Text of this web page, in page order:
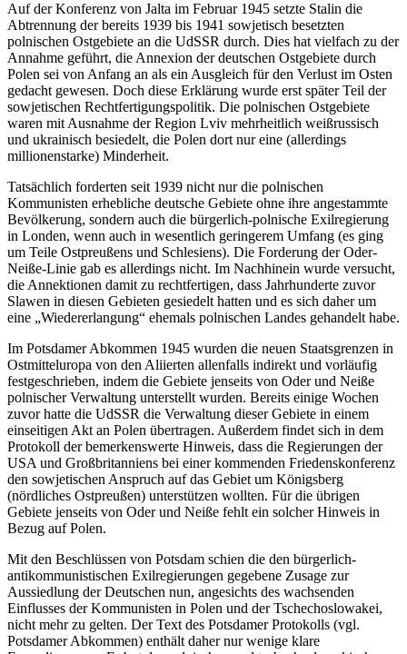
Auf der Konferenz von Jalta im Februar 1945 setzte Stalin die
Abtrennung der bereits 1939 bis 1941 sowjetisch besetzten
polnischen Ostgebiete an die UdSSR durch. Dies hat vielfach zu der
Annahme geführt, die Annexion der deutschen Ostgebiete durch
Polen sei von Anfang an als ein Ausgleich für den Verlust im Osten
gedacht gewesen. Doch diese Erklärung wurde erst später Teil der
sowjetischen Rechtfertigungspolitik. Die polnischen Ostgebiete
waren mit Ausnahme der Region Lviv mehrheitlich weißrussisch
und ukrainisch besiedelt, die Polen dort nur eine (allerdings
millionenstarke) Minderheit.
Tatsächlich forderten seit 1939 nicht nur die polnischen
Kommunisten erhebliche deutsche Gebiete ohne ihre angestammte
Bevölkerung, sondern auch die bürgerlich-polnische Exilregierung
in Londen, wenn auch in wesentlich geringerem Umfang (es ging
um Teile Ostpreußens und Schlesiens). Die Forderung der Oder-
Neiße-Linie gab es allerdings nicht. Im Nachhinein wurde versucht,
die Annektionen damit zu rechtfertigen, dass Jahrhunderte zuvor
Slawen in diesen Gebieten gesiedelt hatten und es sich daher um
eine
Wiedererlangung
ehemals polnischen Landes gehandelt habe.
Im Potsdamer Abkommen 1945 wurden die neuen Staatsgrenzen in
Ostmitteluropa von den Aliierten allenfalls indirekt und vorläufig
festgeschrieben, indem die Gebiete jenseits von Oder und Neiße
polnischer Verwaltung unterstellt wurden. Bereits einige Wochen
zuvor hatte die UdSSR die Verwaltung dieser Gebiete in einem
einseitigen Akt an Polen übertragen. Außerdem findet sich in dem
Protokoll der bemerkenswerte Hinweis, dass die Regierungen der
USA und Großbritanniens bei einer kommenden Friedenskonferenz
den sowjetischen Anspruch auf das Gebiet um Königsberg
(nördliches Ostpreußen) unterstützen wollten. Für die übrigen
Gebiete jenseits von Oder und Neiße fehlt ein solcher Hinweis in
Bezug auf Polen.
Mit den Beschlüssen von Potsdam schien die den bürgerlich-
antikommunistischen Exilregierungen gegebene Zusage zur
Aussiedlung der Deutschen nun, angesichts des wachsenden
Einflusses der Kommunisten in Polen und der Tschechoslowakei,
nicht mehr zu gelten. Der Text des Potsdamer Protokolls (vgl.
Potsdamer Abkommen) enthält daher nur wenige klare